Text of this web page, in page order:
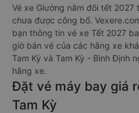
Vé xe Giường nằm đôi tết 2027
chưa được công bố.
bạn thông tin vé xe Tết 2027
giờ bán vé của các hãng xe
Tam Kỳ và Tam Kỳ - Bình Định
hãng xe.
Đặt vé máy bay giá
Tam Kỳ